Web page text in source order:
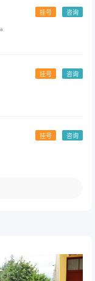
咨询
挂号
咨询
挂号
咨询
挂号